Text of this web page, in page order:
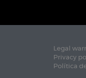
Legal
Privacy
Política